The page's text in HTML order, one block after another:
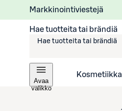
Markkinointiviestejä
Hae tuotteita tai brändiä
Avaa
valikko
Kosmetiikka